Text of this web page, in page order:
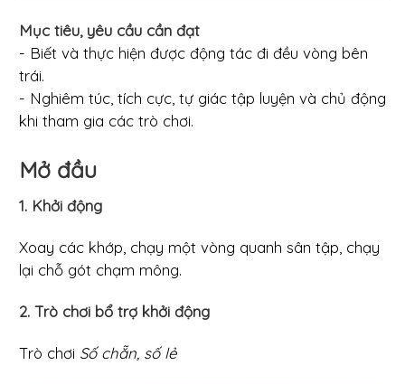
Mục tiêu, yêu cầu cần đạt
- Biết và thực hiện được động tác đi đều vòng bên
trái.
- Nghiêm túc, tích cực, tự giác tập luyện và chủ động
khi tham gia các trò chơi.
Mở đầu
1. Khởi động
Xoay các khớp, chạy một vòng quanh sân tập, chạy
lại chỗ gót chạm mông.
2. Trò chơi bổ trợ khởi động
Trò chơi Số chẵn, số lẻ